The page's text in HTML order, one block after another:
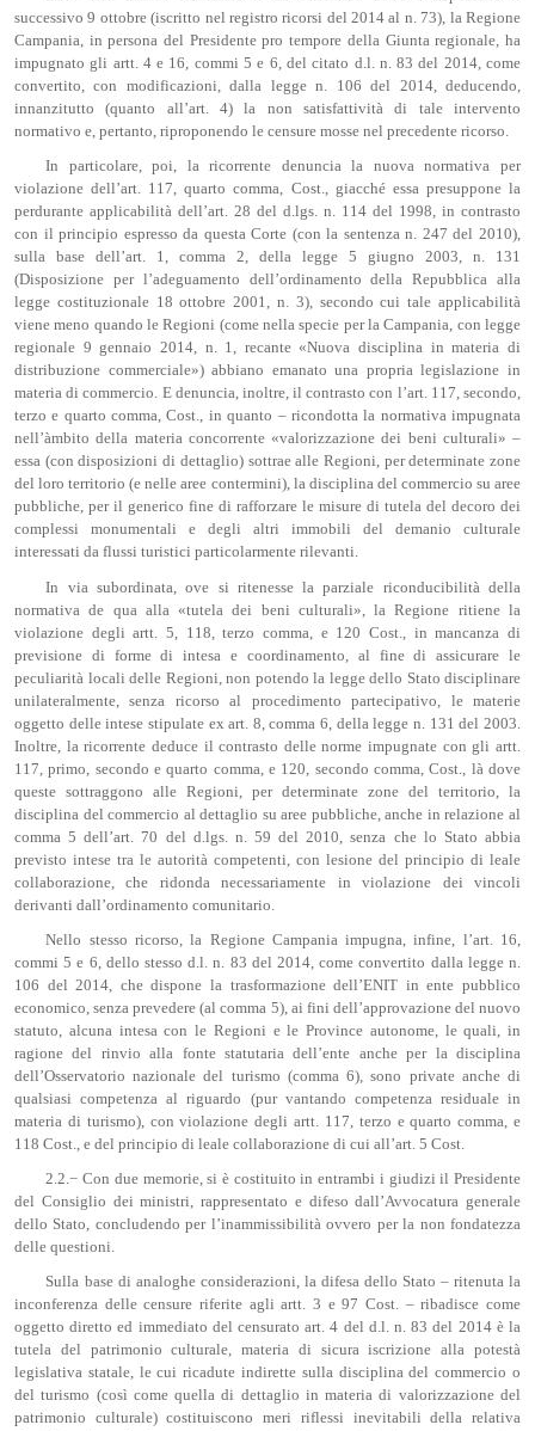
successivo 9 ottobre (iscritto nel registro ricorsi del 2014 al n. 73), la Regione
Campania, in persona del Presidente pro tempore della Giunta regionale, ha
impugnato gli artt. 4 e 16, commi 5 e 6, del citato d.l. n. 83 del 2014, come
convertito, con modificazioni, dalla legge n. 106 del 2014, deducendo,
innanzitutto (quanto all’art. 4) la non satisfattività di tale intervento
normativo e, pertanto, riproponendo le censure mosse nel precedente ricorso.
In particolare, poi, la ricorrente denuncia la nuova normativa per
violazione dell’art. 117, quarto comma, Cost., giacché essa presuppone la
perdurante applicabilità dell’art. 28 del d.lgs. n. 114 del 1998, in contrasto
con il principio espresso da questa Corte (con la sentenza n. 247 del 2010),
sulla base dell’art. 1, comma 2, della legge 5 giugno 2003, n. 131
(Disposizione per l’adeguamento dell’ordinamento della Repubblica alla
legge costituzionale 18 ottobre 2001, n. 3), secondo cui tale applicabilità
viene meno quando le Regioni (come nella specie per la Campania, con legge
regionale 9 gennaio 2014, n. 1, recante «Nuova disciplina in materia di
distribuzione commerciale») abbiano emanato una propria legislazione in
materia di commercio. E denuncia, inoltre, il contrasto con l’art. 117, secondo,
terzo e quarto comma, Cost., in quanto – ricondotta la normativa impugnata
nell’àmbito della materia concorrente «valorizzazione dei beni culturali» –
essa (con disposizioni di dettaglio) sottrae alle Regioni, per determinate zone
del loro territorio (e nelle aree contermini), la disciplina del commercio su aree
pubbliche, per il generico fine di rafforzare le misure di tutela del decoro dei
complessi monumentali e degli altri immobili del demanio culturale
interessati da flussi turistici particolarmente rilevanti.
In via subordinata, ove si ritenesse la parziale riconducibilità della
normativa de qua alla «tutela dei beni culturali», la Regione ritiene la
violazione degli artt. 5, 118, terzo comma, e 120 Cost., in mancanza di
previsione di forme di intesa e coordinamento, al fine di assicurare le
peculiarità locali delle Regioni, non potendo la legge dello Stato disciplinare
unilateralmente, senza ricorso al procedimento partecipativo, le materie
oggetto delle intese stipulate ex art. 8, comma 6, della legge n. 131 del 2003.
Inoltre, la ricorrente deduce il contrasto delle norme impugnate con gli artt.
117, primo, secondo e quarto comma, e 120, secondo comma, Cost., là dove
queste sottraggono alle Regioni, per determinate zone del territorio, la
disciplina del commercio al dettaglio su aree pubbliche, anche in relazione al
comma 5 dell’art. 70 del d.lgs. n. 59 del 2010, senza che lo Stato abbia
previsto intese tra le autorità competenti, con lesione del principio di leale
collaborazione, che ridonda necessariamente in violazione dei vincoli
derivanti dall’ordinamento comunitario.
Nello stesso ricorso, la Regione Campania impugna, infine, l’art. 16,
commi 5 e 6, dello stesso d.l. n. 83 del 2014, come convertito dalla legge n.
106 del 2014, che dispone la trasformazione dell’ENIT in ente pubblico
economico, senza prevedere (al comma 5), ai fini dell’approvazione del nuovo
statuto, alcuna intesa con le Regioni e le Province autonome, le quali, in
ragione del rinvio alla fonte statutaria dell’ente anche per la disciplina
dell’Osservatorio nazionale del turismo (comma 6), sono private anche di
qualsiasi competenza al riguardo (pur vantando competenza residuale in
materia di turismo), con violazione degli artt. 117, terzo e quarto comma, e
118 Cost., e del principio di leale collaborazione di cui all’art. 5 Cost.
2.2.− Con due memorie, si è costituito in entrambi i giudizi il Presidente
del Consiglio dei ministri, rappresentato e difeso dall’Avvocatura generale
dello Stato, concludendo per l’inammissibilità ovvero per la non fondatezza
delle questioni.
Sulla base di analoghe considerazioni, la difesa dello Stato – ritenuta la
inconferenza delle censure riferite agli artt. 3 e 97 Cost. – ribadisce come
oggetto diretto ed immediato del censurato art. 4 del d.l. n. 83 del 2014 è la
tutela del patrimonio culturale, materia di sicura iscrizione alla potestà
legislativa statale, le cui ricadute indirette sulla disciplina del commercio o
del turismo (così come quella di dettaglio in materia di valorizzazione del
patrimonio culturale) costituiscono meri riflessi inevitabili della relativa